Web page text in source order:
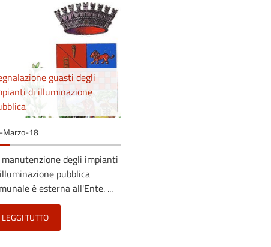
guasti degli
di illuminazione
Marzo-18
manutenzione degli impianti
pubblica
è esterna all'Ente. ...
LEGGI TUTTO